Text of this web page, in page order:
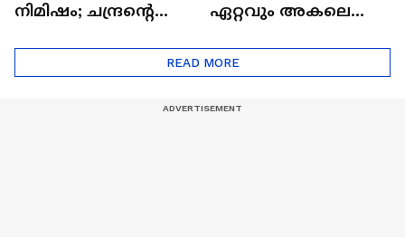
നിമിഷം; ചന്ദ്രന്റെ
ഒറിയോണിന്റെ യാത്ര
ആരംഭിച്ചു
ഏറ്റവും അകലെ
READ MORE